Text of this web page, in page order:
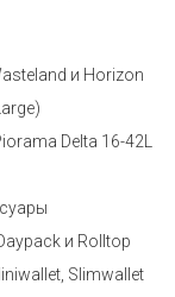
и Horizon
Delta 16-42L
и Rolltop
Slimwallet